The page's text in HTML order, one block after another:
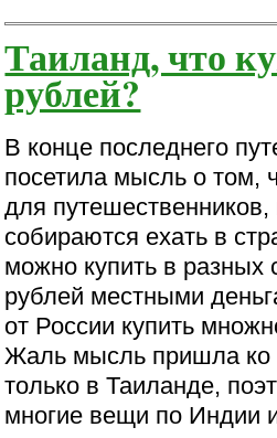
Таиланд, что
рублей?
В конце последнего
посетила мысль о том,
для путешественников,
собираются ехать в
можно купить в разных
рублей местными
от России купить
Жаль мысль пришла ко
только в Таиланде,
многие вещи по Индии